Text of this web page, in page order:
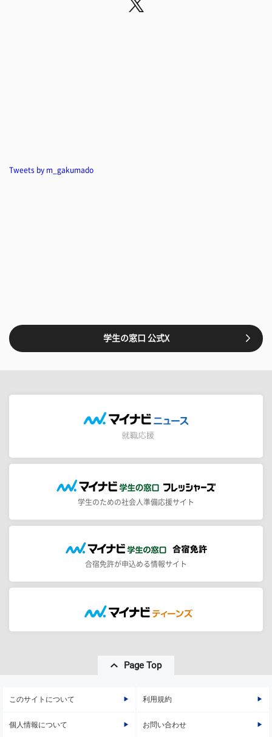
Tweets by m_gakumado
学生の窓口 公式X
学生のための社会人準備応援サイト
合宿免許が申込める情報サイト
Page Top
このサイトについて 利用規約
個人情報について お問い合わせ